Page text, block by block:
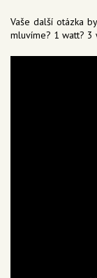
Vaše další otázka
mluvíme? 1 watt? 3